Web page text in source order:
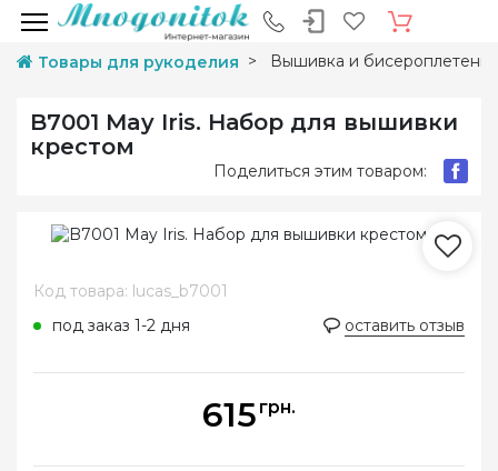
Товары для рукоделия Вышивка и
B7001 May Iris. Набор для вышивки
крестом
Поделиться этим товаром:
Код товара: lucas_b7001
под заказ 1-2 дня
оставить отзыв
615 грн.